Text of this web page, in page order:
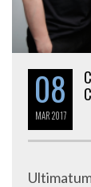
08
MAR2017